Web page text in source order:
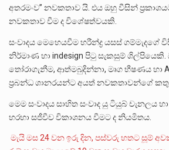
අතරමංව” නවකතාව යි. එය ඔහු වීසින්
නවකතාව වීම ද විශේෂත්වයකි.
සංවාදය මෙහෙයවීම හරීන්ද්‍ර යසස් ගම්මැදගේ
නිර්මාණ හා indesign පිටු සැකසුම්
තෝරාගැනීම, ආත්මබුදින්නා, මෘග භීෂණය හා AI
ප්‍රබන්ධ ශානරයන්ට අයත් නවකතාවන්ගේ
මෙම සංවාදය සාහිත සංවාද යු ටියුබ් චැනලය
හරහා සජීවීව විකාශනය වීමට ද නියමිතය.
මැයි මස 24 වන ඉරු දින, පස්වරු හතට සූම්